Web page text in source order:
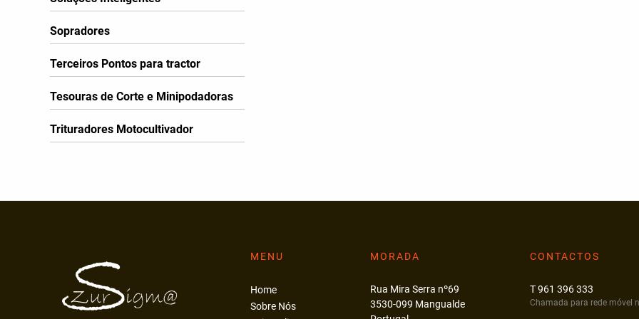
Sopradores
Terceiros Pontos para tractor
Tesouras de Corte e Minipodadoras
Trituradores Motocultivador
MENU
Home
Sobre Nós
MORADA
Rua Mira Serra nº69
3530-099 Mangualde
CONTACTOS
T 961 396 333
Chamada para rede móvel